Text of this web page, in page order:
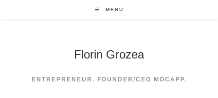
MENU
Florin Grozea
ENTREPRENEUR. FOUNDER/CEO MOCAPP.